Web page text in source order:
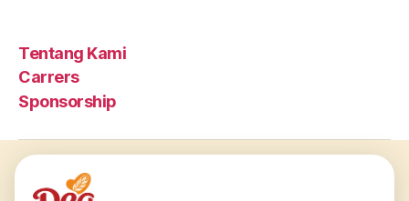
Tentang Kami
Carrers
Sponsorship